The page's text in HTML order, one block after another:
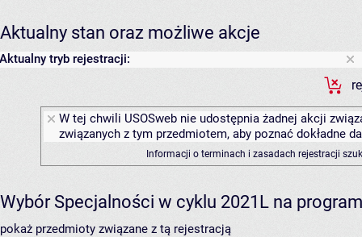
Aktualny stan oraz możliwe akcje
Aktualny tryb rejestracji:
W tej chwili USOSweb nie udostępnia żadnej akcji
związanych z tym przedmiotem, aby poznać dokładne
Informacji o terminach i zasadach rejestracji
Wybór Specjalności w cyklu 2021L na
pokaż przedmioty związane z tą rejestracją